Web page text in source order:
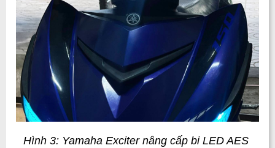
Hình 3: Yamaha Exciter nâng cấp bi LED AES